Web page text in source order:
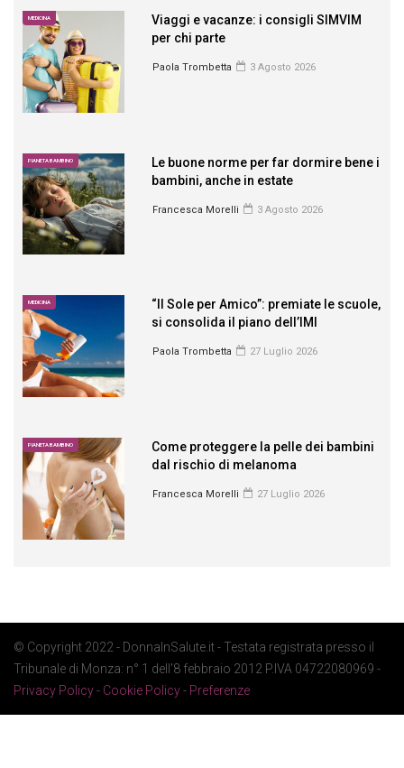
MEDICINA
Viaggi e vacanze: i consigli SIMVIM
per chi parte
Paola Trombetta 3 Agosto 2026
PIANETA BAMBINO
Le buone norme per far dormire bene i
bambini, anche in estate
Francesca Morelli 3 Agosto 2026
MEDICINA
“Il Sole per Amico”: premiate le scuole,
si consolida il piano dell’IMI
Paola Trombetta 27 Luglio 2026
PIANETA BAMBINO
Come proteggere la pelle dei bambini
dal rischio di melanoma
Francesca Morelli 27 Luglio 2026
© Copyright 2022 - DonnaInSalute.it - Testata registrata presso il
Tribunale di Monza: n° 1 dell'8 febbraio 2012 P.IVA 04722080969 -
Privacy Policy- Cookie Policy- Preferenze